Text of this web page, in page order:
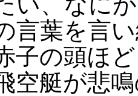
葉を言い
子の頭ほ
空艇が悲